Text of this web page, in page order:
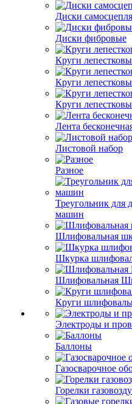
Диски
Диски фибровые
Круги
Круги
Круги
Лента
Листовой набор
Разное
Треугольник для
машин
Шлифовальная
Шкурка
Шлифовальная
Круги
Электроды и
Баллоны
Газосварочное
Горелки